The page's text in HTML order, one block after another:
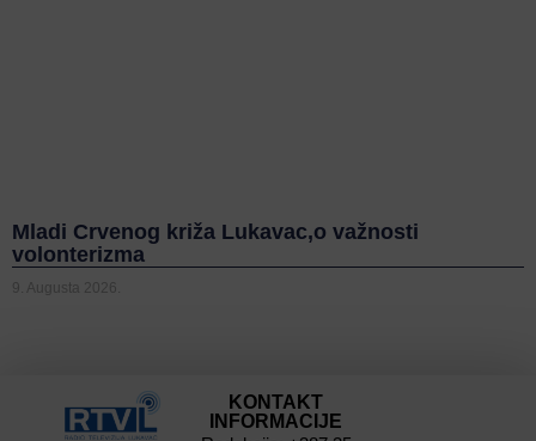
Mladi Crvenog križa Lukavac,o važnosti
volonterizma
9. Augusta 2026.
KONTAKT
INFORMACIJE